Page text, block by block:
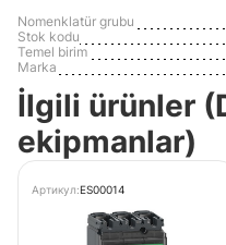
Nomenklatür grubu
Stok kodu
Temel birim
Marka
İlgili ürünler
ekipmanlar)
Артикул:ES00014